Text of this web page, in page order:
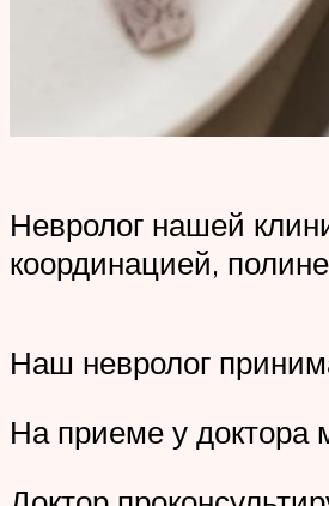
Невролог нашей
координацией,
Наш невролог
На приеме у доктора